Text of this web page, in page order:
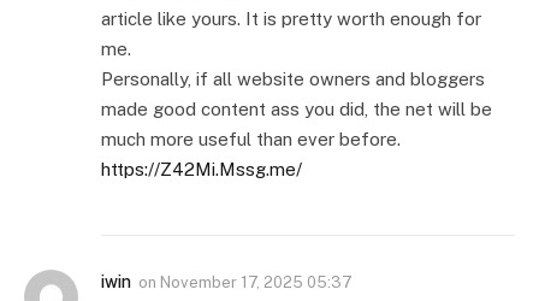
article like yours. It is pretty worth enough for
me.
Personally, if all website owners and bloggers
made good content ass you did, the net will be
much more useful than ever before.
https://Z42Mi.Mssg.me/
iwin on November 17, 2025 05:37